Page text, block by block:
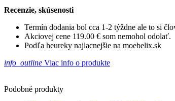
Recenzie, skúsenosti
Termín dodania bol cca 1-2 týždne ale to si
Akciovej cene 119.00 € som nemohol odolať.
Podľa heureky najlacnejšie na moebelix.sk
info_outline Viac info o produkte
Podobné produkty